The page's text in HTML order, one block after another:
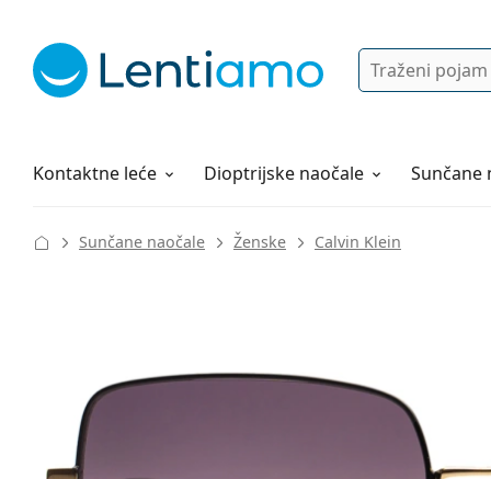
Pretraga
Kontaktne leće
Otopine za leće Dioptrijske naočale Sunčane
Sve o kupovini
Sunčane naočale Ženske Calvin Klein